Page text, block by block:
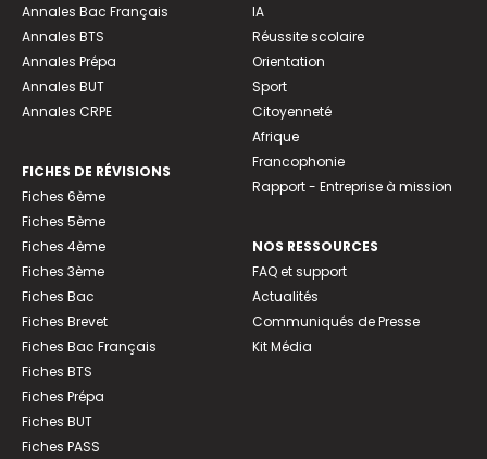
Annales Bac Français
Annales BTS
Annales Prépa
Annales BUT
Annales CRPE
FICHES DE RÉVISIONS
Fiches 6ème
Fiches 5ème
Fiches 4ème
Fiches 3ème
Fiches Bac
Fiches Brevet
Fiches Bac Français
Fiches BTS
Fiches Prépa
Fiches BUT
Fiches PASS
IA
Réussite scolaire
Orientation
Sport
Citoyenneté
Afrique
Francophonie
Rapport - Entreprise à mission
NOS RESSOURCES
FAQ et support
Actualités
Communiqués de Presse
Kit Média